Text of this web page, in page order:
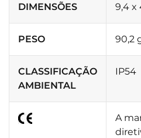
DIMENSÕES 9,4 x
PESO 90,2
CLASSIFICAÇÃO
AMBIENTAL
IP54
A